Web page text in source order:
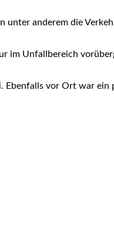
anderem die
im Unfallbereich
Ebenfalls vor Ort war